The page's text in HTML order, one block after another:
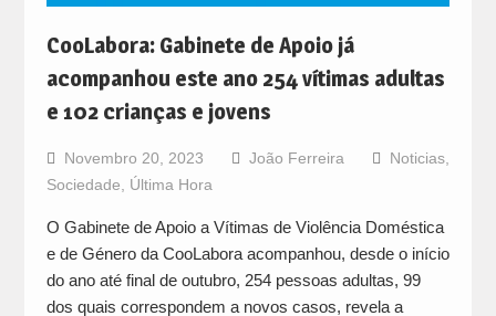
CooLabora: Gabinete de Apoio já
acompanhou este ano 254 vítimas adultas
e 102 crianças e jovens
Novembro 20, 2023 João Ferreira Noticias,
Sociedade
Última Hora
O Gabinete de Apoio a Vítimas de Violência Doméstica
e de Género da CooLabora acompanhou, desde o início
do ano até final de outubro, 254 pessoas adultas, 99
dos quais correspondem a novos casos, revela a